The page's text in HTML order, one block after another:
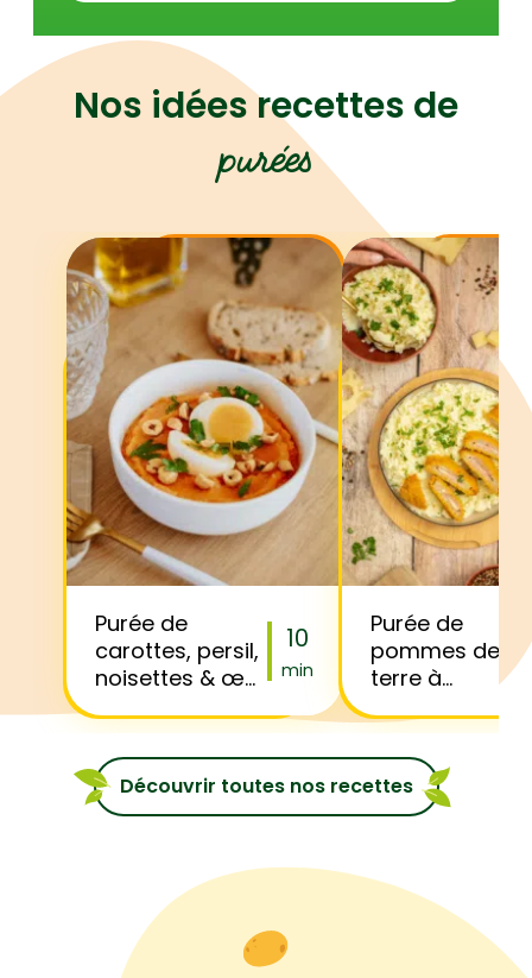
Nos idées recettes de
purées
Purée de
carottes, persil,
noisettes & œuf
10
min
Purée de
pommes de
terre à
cordon bleu
Découvrir toutes nos recettes